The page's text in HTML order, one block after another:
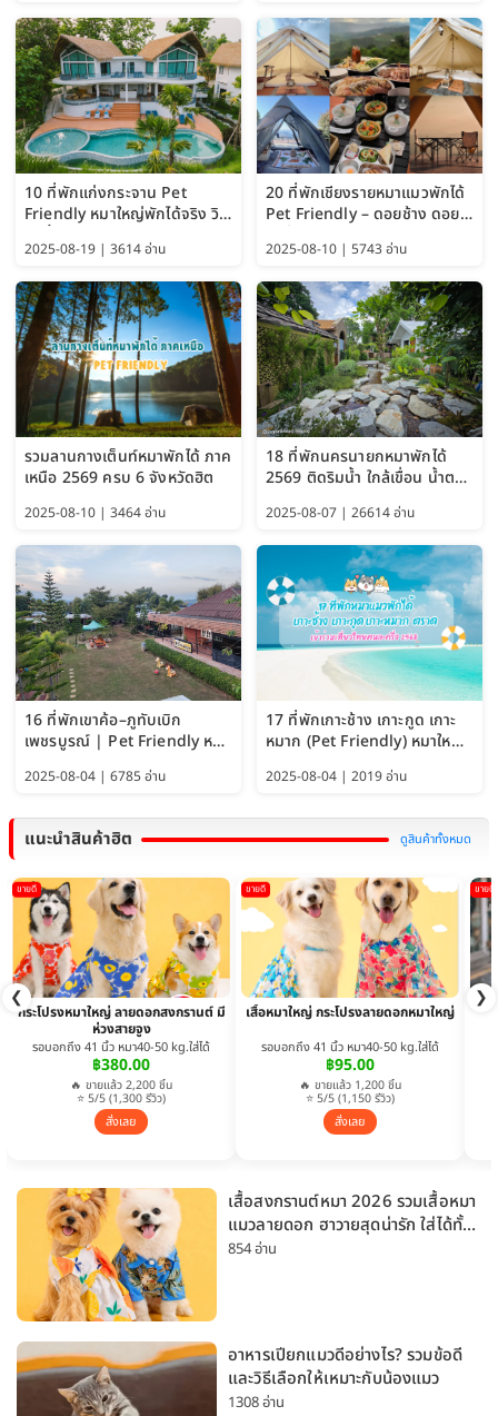
10 ที่พักแก่งกระจาน Pet
Friendly หมาใหญ่พักได้จริง วิว
2025-08-19 | 3614 อ่าน
20 ที่พักเชียงรายหมาแมวพักได้
Pet Friendly – ดอยช้าง ดอย
2025-08-10 | 5743 อ่าน
รวมลานกางเต็นท์หมาพักได้ ภาค
เหนือ 2569 ครบ 6 จังหวัดฮิต
2025-08-10 | 3464 อ่าน
18 ที่พักนครนายกหมาพักได้
2569 ติดริมน้ำ ใกล้เขื่อน น้ำตก
ได้
2025-08-07 | 26614 อ่าน
16 ที่พักเขาค้อ–ภูทับเบิก
เพชรบูรณ์ | Pet Friendly หมา
2025-08-04 | 6785 อ่าน
17 ที่พักเกาะช้าง เกาะกูด เกาะ
หมาก (Pet Friendly) หมาใหญ่
2025-08-04 | 2019 อ่าน
แนะนำสินค้าฮิต ดูสินค้าทั้งหมด
❮ ❯
ขายดี
กระโปรงหมาใหญ่ ลายดอกสงกรานต์ มี
ห่วงสายจูง
รอบอกถึง 41 นิ้ว หมา40-50 kg.ใส่ได้
฿380.00
🔥 ขายแล้ว 2,200 ชิ้น
⭐ 5/5 (1,300 รีวิว)
สั่งเลย
ขายดี
เสื้อหมาใหญ่ กระโปรงลายดอกหมาใหญ่
รอบอกถึง 41 นิ้ว หมา40-50 kg.ใส่ได้
฿95.00
🔥 ขายแล้ว 1,200 ชิ้น
⭐ 5/5 (1,150 รีวิว)
สั่งเลย
ขายดี
เสื้อสงกรานต์หมา 2026 รวมเสื้อหมา
แมวลายดอก ฮาวายสุดน่ารัก ใส่ได้ทั้ง
หมาเล็กและหมาใหญ่
854 อ่าน
อาหารเปียกแมวดีอย่างไร? รวมข้อดี
และวิธีเลือกให้เหมาะกับน้องแมว
1308 อ่าน